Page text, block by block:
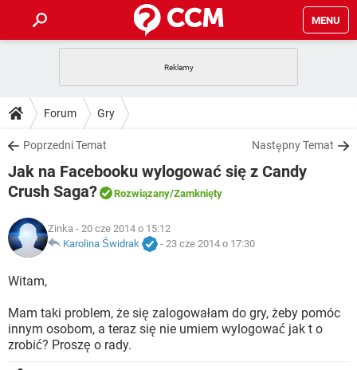
MENU
GRY
SPOTIFY
INSTAGRAM FACEBOOK
WINDOWS 10
PORADY
PlayStation
SPOTIFY
WINDOWS 10
DO POBRANIA
ANDROID TIKTOK
GRY WHATSAPP
IOS
INSTAGRAM
WINDOWS 10
FORUM
GRY WHATSAPP
WINDOWS 10
ARTYKUŁY
COVID-19
GRY
SPOTIFY NETFLIX
INSTAGRAM FACEBOOK
Forum Gry
Poprzedni Temat Następny Temat
Jak na Facebooku wylogować się z Candy
Crush Saga?
Rozwiązany/Zamknięty
Zinka - 20 cze 2014 o 15:12
Karolina Świdrak
- 23 cze 2014 o 17:30
Witam,
Mam taki problem, że się zalogowałam do gry, żeby pomóc
innym osobom, a teraz się nie umiem wylogować jak t o
zrobić? Proszę o rady.